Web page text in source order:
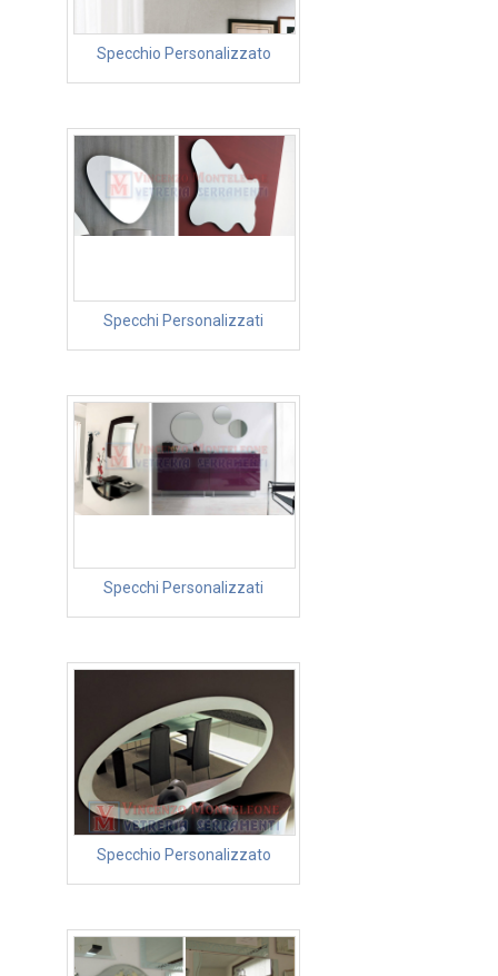
Specchio Personalizzato
Specchi Personalizzati
Specchi Personalizzati
Specchio Personalizzato